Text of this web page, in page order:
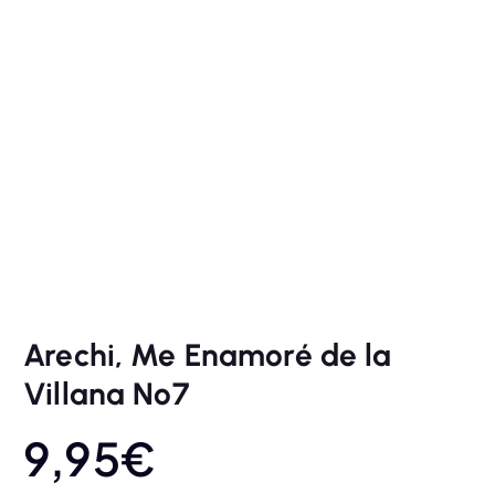
Arechi, Me Enamoré de la
Villana Nº7
9,95€